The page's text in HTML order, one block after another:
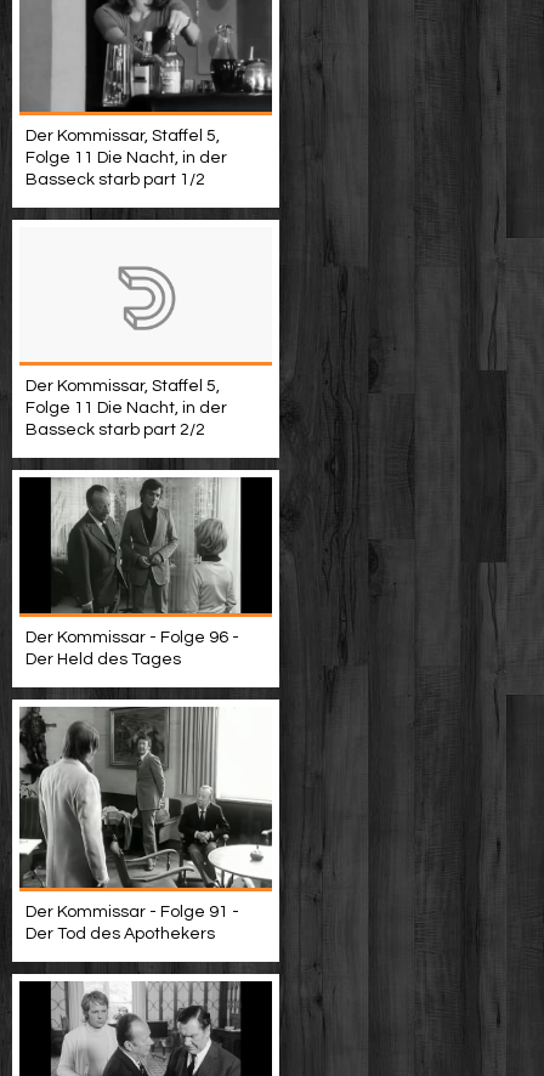
Der Kommissar, Staffel 5,
Folge 11 Die Nacht, in der
Basseck starb part 1/2
Der Kommissar, Staffel 5,
Folge 11 Die Nacht, in der
Basseck starb part 2/2
Der Kommissar - Folge 96 -
Der Held des Tages
Der Kommissar - Folge 91 -
Der Tod des Apothekers